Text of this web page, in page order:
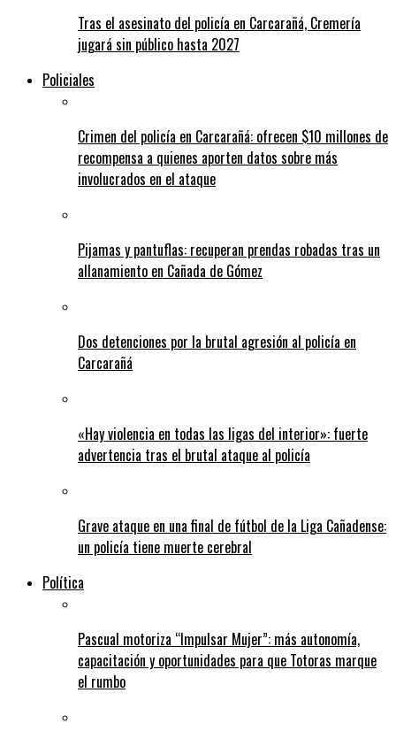
Tras el asesinato del policía en Carcarañá, Cremería
jugará sin público hasta 2027
Policiales
Crimen del policía en Carcarañá: ofrecen $10 millones de
recompensa a quienes aporten datos sobre más
involucrados en el ataque
Pijamas y pantuflas: recuperan prendas robadas tras un
allanamiento en Cañada de Gómez
Dos detenciones por la brutal agresión al policía en
Carcarañá
«Hay violencia en todas las ligas del interior»: fuerte
advertencia tras el brutal ataque al policía
Grave ataque en una final de fútbol de la Liga Cañadense:
un policía tiene muerte cerebral
Política
Pascual motoriza “Impulsar Mujer”: más autonomía,
capacitación y oportunidades para que Totoras marque
el rumbo